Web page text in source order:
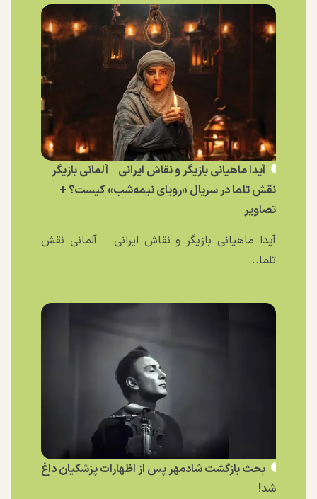
آیدا ماهیانی بازیگر و نقاش ایرانی – آلمانی بازیگر
نقش تلما در سریال «رویای نیمه‌شب» کیست؟ +
تصاویر
آیدا ماهیانی بازیگر و نقاش ایرانی – آلمانی نقش
تلما...
بحث بازگشت شادمهر پس از اظهارات پزشکیان داغ
شد!